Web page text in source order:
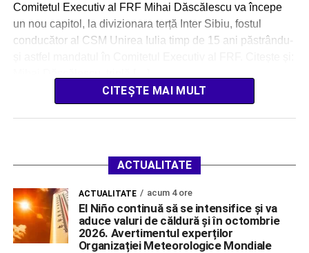
Comitetul Executiv al FRF Mihai Dăscălescu va începe
un nou capitol, la divizionara terță Inter Sibiu, fostul
conducător al CSM Unirea Iulia timp de 15 ani păstrându-
CITEȘTE MAI MULT
ACTUALITATE
ACTUALITATE acum 4 ore
El Niño continuă să se intensifice și va
aduce valuri de căldură și în octombrie
2026. Avertimentul experților
Organizației Meteorologice Mondiale